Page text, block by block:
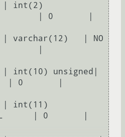
| int(2)
| 0       |
| varchar(12)   | NO
unsigned|
| 0       |
| int(11)
| 0       |